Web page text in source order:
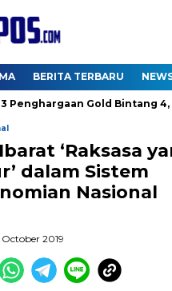
BERITA TERBARU
Gold Bintang 4,
‘Raksasa
dalam Sistem
Nasional
2019